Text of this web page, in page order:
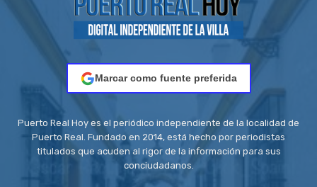
Marcar como fuente preferida
Puerto Real Hoy es el periódico independiente de la localidad de
Puerto Real. Fundado en 2014, está hecho por periodistas
titulados que acuden al rigor de la información para sus
conciudadanos.